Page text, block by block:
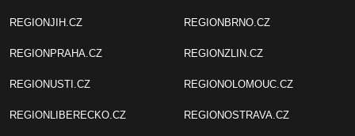
REGIONJIH.CZ
REGIONPRAHA.CZ
REGIONUSTI.CZ
REGIONLIBERECKO.CZ
REGIONBRNO.CZ
REGIONZLIN.CZ
REGIONOLOMOUC.CZ
REGIONOSTRAVA.CZ